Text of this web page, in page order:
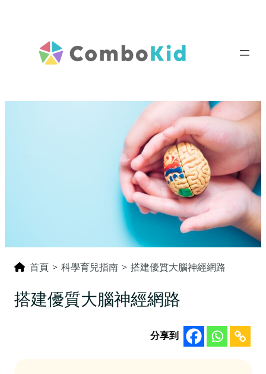
首頁 > 科學育兒指南 > 搭建優質大腦神經網路
搭建優質大腦神經網路
分享到